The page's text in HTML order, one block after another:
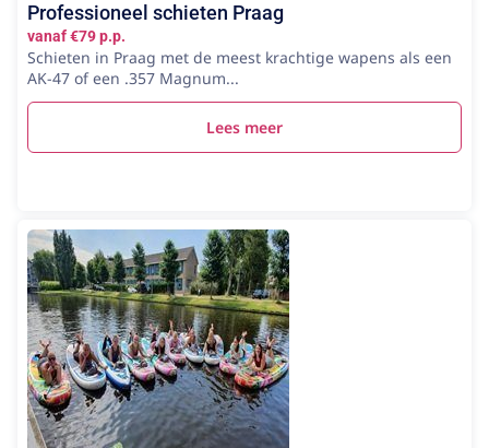
Professioneel schieten Praag
vanaf €79 p.p.
Schieten in Praag met de meest krachtige wapens als een
AK-47 of een .357 Magnum...
Lees meer